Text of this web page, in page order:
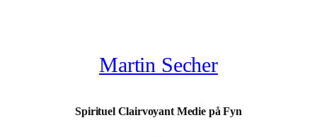
Martin Secher
Spirituel Clairvoyant Medie på Fyn